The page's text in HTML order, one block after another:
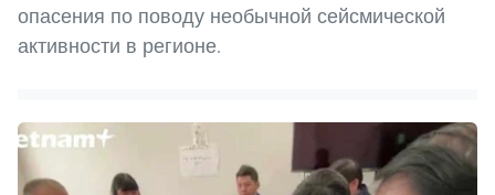
опасения по поводу необычной сейсмической
активности в регионе.